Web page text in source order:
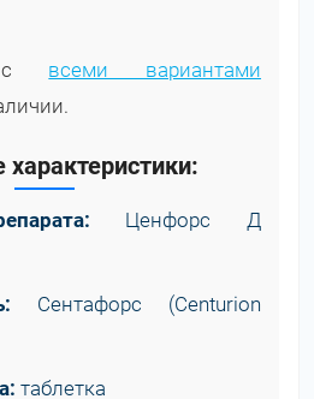
с всеми вариантами
Ценфорс Д
Сентафорс (Centurion
таблетка